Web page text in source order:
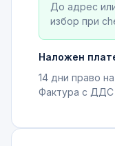
До адрес
избор при
Наложен
14 дни право
Фактура с ДДС